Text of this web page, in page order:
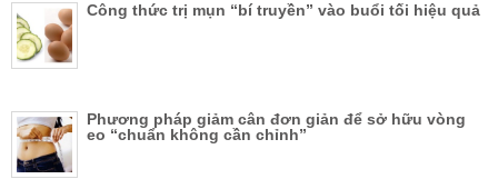
Công thức trị mụn “bí truyền” vào buổi tối hiệu quả
Phương pháp giảm cân đơn giản để sở hữu vòng
eo “chuẩn không cần chỉnh”